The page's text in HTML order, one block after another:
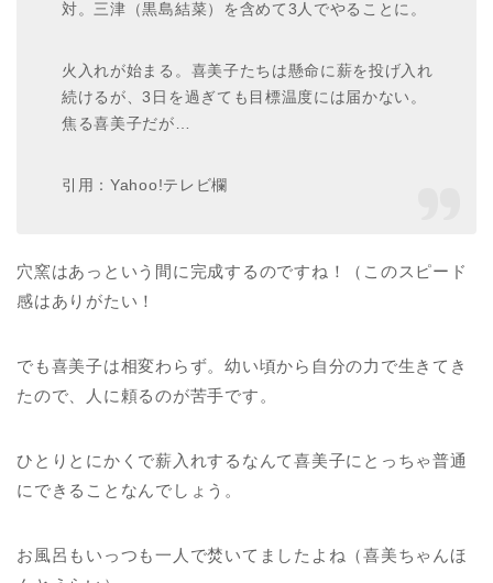
対。三津（黒島結菜）を含めて3人でやることに。
火入れが始まる。喜美子たちは懸命に薪を投げ入れ
続けるが、3日を過ぎても目標温度には届かない。
焦る喜美子だが…
引用：Yahoo!テレビ欄
穴窯はあっという間に完成するのですね！（このスピード
感はありがたい！
でも喜美子は相変わらず。幼い頃から自分の力で生きてき
たので、人に頼るのが苦手です。
ひとりとにかくで薪入れするなんて喜美子にとっちゃ普通
にできることなんでしょう。
お風呂もいっつも一人で焚いてましたよね（喜美ちゃんほ